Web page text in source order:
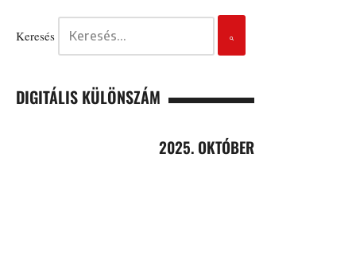
Keresés
DIGITÁLIS KÜLÖNSZÁM
2025. OKTÓBER